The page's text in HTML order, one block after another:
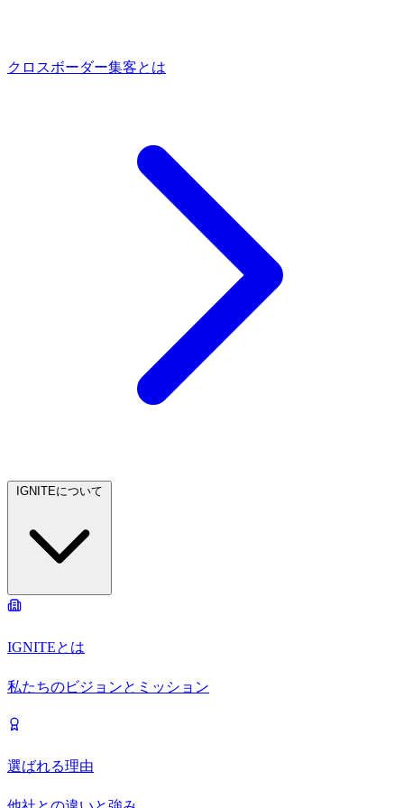
クロスボーダー集客とは
IGNITEとは
私たちのビジョンとミッション
選ばれる理由